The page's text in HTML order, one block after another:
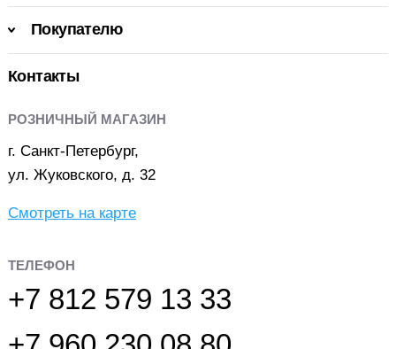
Покупателю
Контакты
РОЗНИЧНЫЙ МАГАЗИН
г. Санкт-Петербург,
ул. Жуковского, д. 32
Смотреть на карте
ТЕЛЕФОН
+7 812 579 13 33